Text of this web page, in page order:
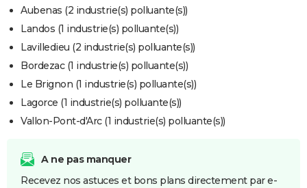
Aubenas (2 industrie(s) polluante(s))
Landos (1 industrie(s) polluante(s))
Lavilledieu (2 industrie(s) polluante(s))
Bordezac (1 industrie(s) polluante(s))
Le Brignon (1 industrie(s) polluante(s))
Lagorce (1 industrie(s) polluante(s))
Vallon-Pont-d'Arc (1 industrie(s) polluante(s))
A ne pas manquer
Recevez nos astuces et bons plans directement par e-